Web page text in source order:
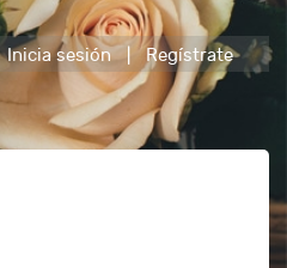
Inicia sesión Regístrate